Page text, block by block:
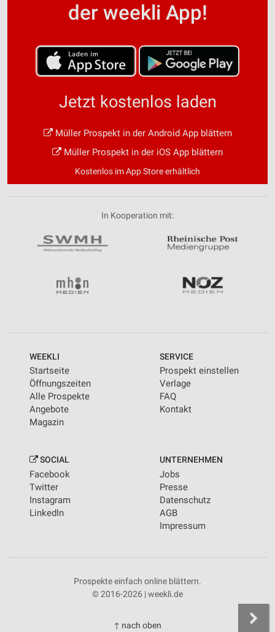
der weekli App!
Jetzt kostenlos laden
Müller Prospekt in der Android App blättern
Müller Prospekt in der iOS App blättern
Kostenlos im App Store erhältlich
In Kooperation mit:
WEEKLI
Startseite
Öffnungszeiten
Alle Prospekte
Angebote
Magazin
SERVICE
Prospekt einstellen
Verlage
FAQ
Kontakt
SOCIAL
Facebook
Twitter
Instagram
LinkedIn
UNTERNEHMEN
Jobs
Presse
Datenschutz
AGB
Impressum
Prospekte einfach online blättern.
© 2016-2026 | weekli.de
↑ nach oben